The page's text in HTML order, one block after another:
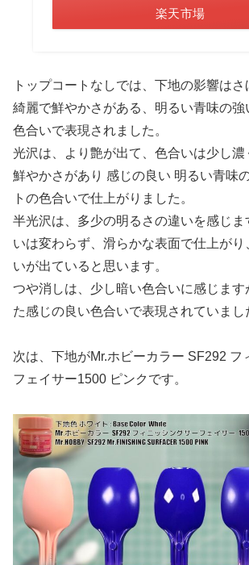
楽天市場
トップコートなしでは、下地の影響は
綺麗で鮮やかさがある、明るい青味の
色合いで表現されました。
光沢は、より艶が出て、色合いは少し
鮮やかさがあり 感じの良い 明るい青味
トの色合いで仕上がりました。
半光沢は、多少の明るさの違いを感じま
いは変わらず、滑らかな表面で仕上が
いが出ていると思います。
つや消しは、少し暗い色合いに感じます
た感じの良い色合いで表現されていまし
次は、下地がMr.ホビーカラー SF292 フ
フェイサー1500 ピンクです。